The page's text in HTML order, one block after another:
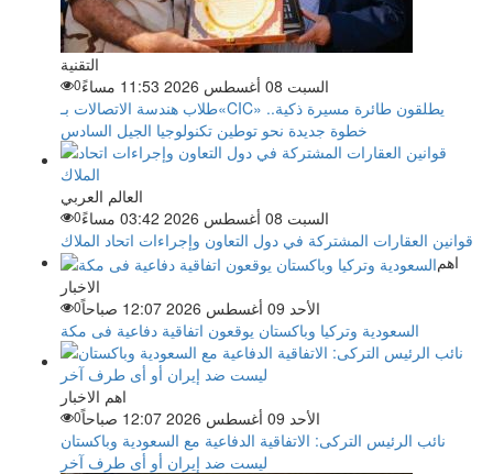
التقنية
السبت 08 أغسطس 2026 11:53 مساءً
0
طلاب هندسة الاتصالات بـ«CIC» يطلقون طائرة مسيرة ذكية..
خطوة جديدة نحو توطين تكنولوجيا الجيل السادس
العالم العربي
السبت 08 أغسطس 2026 03:42 مساءً
0
قوانين العقارات المشتركة في دول التعاون وإجراءات اتحاد الملاك
اهم
الاخبار
الأحد 09 أغسطس 2026 12:07 صباحاً
0
السعودية وتركيا وباكستان يوقعون اتفاقية دفاعية فى مكة
اهم الاخبار
الأحد 09 أغسطس 2026 12:07 صباحاً
0
نائب الرئيس التركى: الاتفاقية الدفاعية مع السعودية وباكستان
ليست ضد إيران أو أى طرف آخر